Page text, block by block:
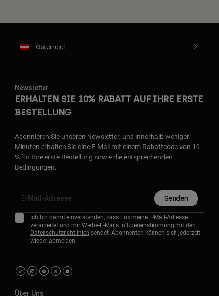
Österreich
Newsletter
ERHALTEN SIE 10% RABATT AUF IHRE ERSTE
BESTELLUNG
Abonnieren Sie unseren Newsletter, und innerhalb weniger
Minuten erhalten Sie eine E-Mail mit einem Rabattcode von 10
% für Ihre erste Bestellung sowie die entsprechenden
Bedingungen.
Senden
Ich bin damit einverstanden, dass Fox meine E-Mail-Adresse
verarbeitet und mir Werbe-E-Mails in Übereinstimmung mit den
Datenschutzrichtlinien sendet. Abonnenten können sich jederzeit
wieder abmelden.
Über Uns